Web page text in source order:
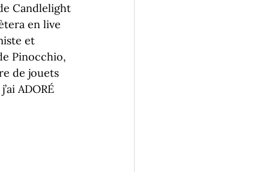
Candlelight
en live
et
Pinocchio,
de jouets
ADORÉ